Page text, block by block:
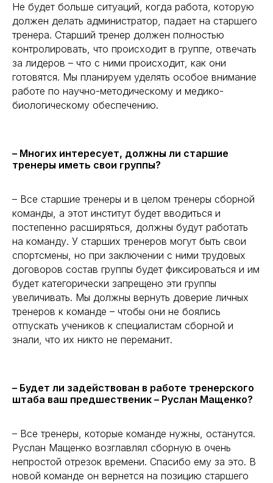
Не будет больше ситуаций, когда работа, которую
должен делать администратор, падает на старшего
тренера. Старший тренер должен полностью
контролировать, что происходит в группе, отвечать
за лидеров – что с ними происходит, как они
готовятся. Мы планируем уделять особое внимание
работе по научно-методическому и медико-
биологическому обеспечению.
– Многих интересует, должны ли старшие
тренеры иметь свои группы?
– Все старшие тренеры и в целом тренеры сборной
команды, а этот институт будет вводиться и
постепенно расширяться, должны будут работать
на команду. У старших тренеров могут быть свои
спортсмены, но при заключении с ними трудовых
договоров состав группы будет фиксироваться и им
будет категорически запрещено эти группы
увеличивать. Мы должны вернуть доверие личных
тренеров к команде – чтобы они не боялись
отпускать учеников к специалистам сборной и
знали, что их никто не переманит.
– Будет ли задействован в работе тренерского
штаба ваш предшественик – Руслан Мащенко?
– Все тренеры, которые команде нужны, останутся.
Руслан Мащенко возглавлял сборную в очень
непростой отрезок времени. Спасибо ему за это. В
новой команде он вернется на позицию старшего